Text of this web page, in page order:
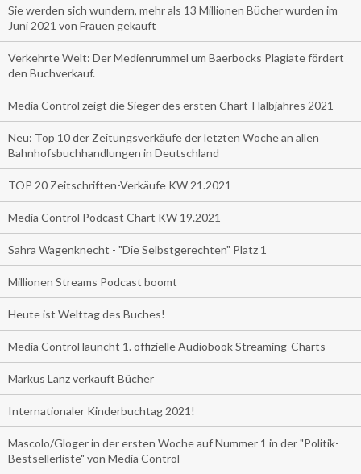
Sie werden sich wundern, mehr als 13 Millionen Bücher wurden im
Juni 2021 von Frauen gekauft
Verkehrte Welt: Der Medienrummel um Baerbocks Plagiate fördert
den Buchverkauf.
Media Control zeigt die Sieger des ersten Chart-Halbjahres 2021
Neu: Top 10 der Zeitungsverkäufe der letzten Woche an allen
Bahnhofsbuchhandlungen in Deutschland
TOP 20 Zeitschriften-Verkäufe KW 21.2021
Media Control Podcast Chart KW 19.2021
Sahra Wagenknecht - "Die Selbstgerechten" Platz 1
Millionen Streams Podcast boomt
Heute ist Welttag des Buches!
Media Control launcht 1. offizielle Audiobook Streaming-Charts
Markus Lanz verkauft Bücher
Internationaler Kinderbuchtag 2021!
Mascolo/Gloger in der ersten Woche auf Nummer 1 in der "Politik-
Bestsellerliste" von Media Control